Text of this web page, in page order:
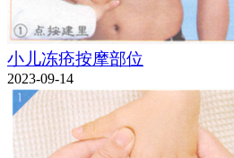
小儿冻疮按摩部位
2023-09-14